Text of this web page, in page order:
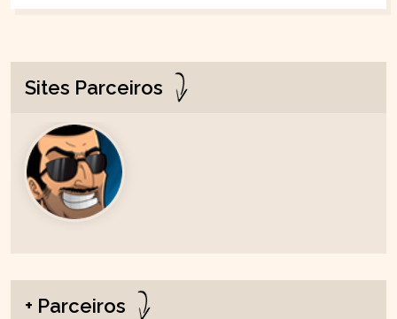
Sites Parceiros
+ Parceiros